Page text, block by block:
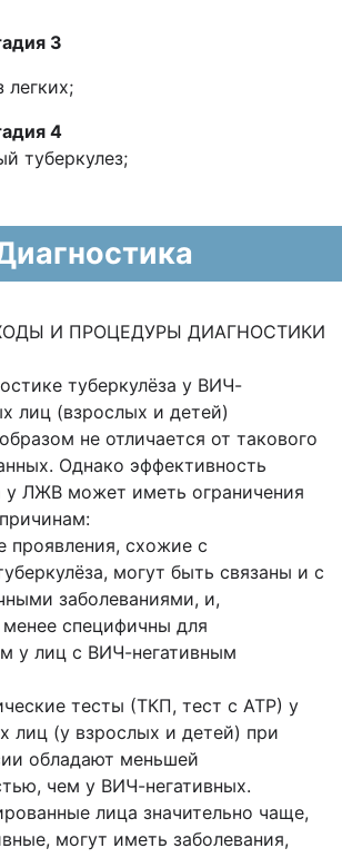
3
легких;
4
туберкулез;
И ПРОЦЕДУРЫ ДИАГНОСТИКИ
туберкулёза у ВИЧ-
лиц (взрослых и детей)
не отличается от такового
Однако эффективность
у ЛЖВ может иметь ограничения
схожие с
могут быть связаны и с
заболеваниями, и,
менее специфичны для
у лиц с ВИЧ-негативным
тесты (ТКП, тест с АТР) у
лиц (у взрослых и детей) при
обладают меньшей
чем у ВИЧ-негативных.
лица значительно чаще,
могут иметь заболевания,